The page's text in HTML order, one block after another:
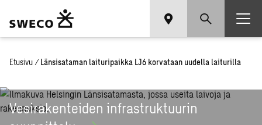
Etusivu / Länsisataman laituripaikka LJ6 korvataan uudella laiturilla
Vesirakenteiden infrastruktuurin